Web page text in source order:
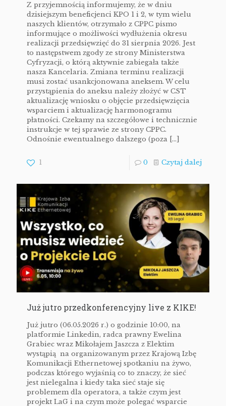
Z przyjemnością informujemy, że w dniu
dzisiejszym beneficjenci KPO 1 i 2, w tym wielu
naszych klientów, otrzymało z CPPC pismo
informujące o możliwości wydłużenia okresu
realizacji przedsięwzięć do 31 sierpnia 2026. Jest
to następstwem zgody ze strony Ministerstwa
Cyfryzacji, o którą aktywnie zabiegała także
nasza Kancelaria. Zmiana terminu realizacji
musi zostać usankcjonowana aneksem. W celu
przystąpienia do aneksu należy złożyć w CST
aktualizację wniosku o objęcie przedsięwzięcia
wsparciem i aktualizację harmonogramu
płatności. Czekamy na szczegółowe i technicznie
instrukcje w tej sprawie ze strony CPPC.
Odnośnie ewentualnego dalszego (poza […]
1 0 Czytaj dalej
Już jutro przedkonferencyjny live z KIKE!
Już jutro (06.05.2026 r.) o godzinie 10:00, na
platformie Linkedin, radca prawny Ewelina
Grabiec wraz Mikołajem Jaszcza z Elektim
wystąpią na organizowanym przez Krajową Izbę
Komunikacji Ethernetowej spotkaniu na żywo,
podczas którego wyjaśnią co to znaczy, że sieć
jest nielegalna i kiedy taka sieć staje się
problemem dla operatora, a także czym jest
projekt LaG i na czym może polegać wsparcie